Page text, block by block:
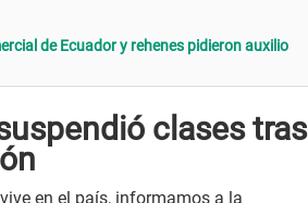
de Ecuador y rehenes pidieron auxilio
clases tras
en el país, informamos a la